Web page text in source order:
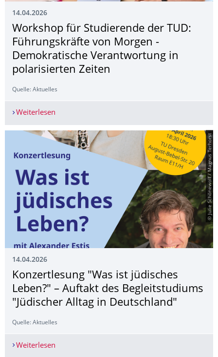
14.04.2026
Workshop für Studierende der TUD:
Führungskräfte von Morgen -
Demokratische Verantwortung in
polarisierten Zeiten
Quelle: Aktuelles
Weiterlesen
© Julie Schönewolf / Magnus Terhorst
14.04.2026
Konzertlesung "Was ist jüdisches
Leben?" – Auftakt des Begleitstudiums
"Jüdischer Alltag in Deutschland"
Quelle: Aktuelles
Weiterlesen